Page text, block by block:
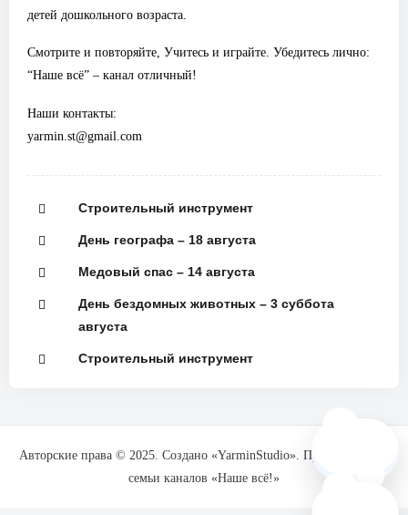
детей дошкольного возраста.
Смотрите и повторяйте, Учитесь и играйте. Убедитесь лично:
“Наше всё” – канал отличный!
Наши контакты:
yarmin.st@gmail.com
Строительный инструмент
День географа – 18 августа
Медовый спас – 14 августа
День бездомных животных – 3 суббота
августа
Строительный инструмент
Авторские права © 2025. Создано «YarminStudio». При поддержке
семьи каналов «Наше всё!»